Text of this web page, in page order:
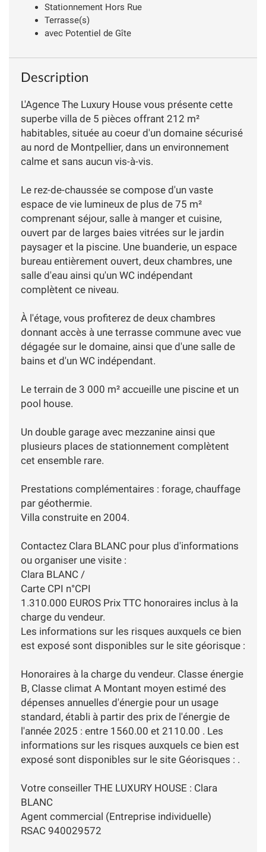
Stationnement Hors Rue
Terrasse(s)
avec Potentiel de Gîte
Description
L'Agence The Luxury House vous présente cette
superbe villa de 5 pièces offrant 212 m²
habitables, située au coeur d'un domaine sécurisé
au nord de Montpellier, dans un environnement
calme et sans aucun vis-à-vis.
Le rez-de-chaussée se compose d'un vaste
espace de vie lumineux de plus de 75 m²
comprenant séjour, salle à manger et cuisine,
ouvert par de larges baies vitrées sur le jardin
paysager et la piscine. Une buanderie, un espace
bureau entièrement ouvert, deux chambres, une
salle d'eau ainsi qu'un WC indépendant
complètent ce niveau.
À l'étage, vous profiterez de deux chambres
donnant accès à une terrasse commune avec vue
dégagée sur le domaine, ainsi que d'une salle de
bains et d'un WC indépendant.
Le terrain de 3 000 m² accueille une piscine et un
pool house.
Un double garage avec mezzanine ainsi que
plusieurs places de stationnement complètent
cet ensemble rare.
Prestations complémentaires : forage, chauffage
par géothermie.
Villa construite en 2004.
Contactez Clara BLANC pour plus d'informations
ou organiser une visite :
Clara BLANC /
Carte CPI n°CPI
1.310.000 EUROS Prix TTC honoraires inclus à la
charge du vendeur.
Les informations sur les risques auxquels ce bien
est exposé sont disponibles sur le site géorisque :
Honoraires à la charge du vendeur. Classe énergie
B, Classe climat A Montant moyen estimé des
dépenses annuelles d'énergie pour un usage
standard, établi à partir des prix de l'énergie de
l'année 2025 : entre 1560.00 et 2110.00 . Les
informations sur les risques auxquels ce bien est
exposé sont disponibles sur le site Géorisques : .
Votre conseiller THE LUXURY HOUSE : Clara
BLANC
Agent commercial (Entreprise individuelle)
RSAC 940029572